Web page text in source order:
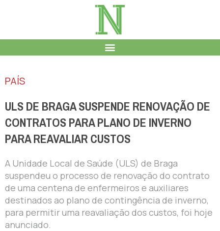
PAÍS
ULS DE BRAGA SUSPENDE RENOVAÇÃO DE
CONTRATOS PARA PLANO DE INVERNO
PARA REAVALIAR CUSTOS
A Unidade Local de Saúde (ULS) de Braga
suspendeu o processo de renovação do contrato
de uma centena de enfermeiros e auxiliares
destinados ao plano de contingência de inverno,
para permitir uma reavaliação dos custos, foi hoje
anunciado.